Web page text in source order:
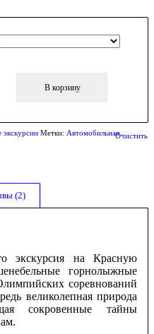
Очистить
В корзину
Метки: Автомобильная
(2)
экскурсия на Красную
горнолыжные
соревнований
великолепная природа
сокровенные тайны